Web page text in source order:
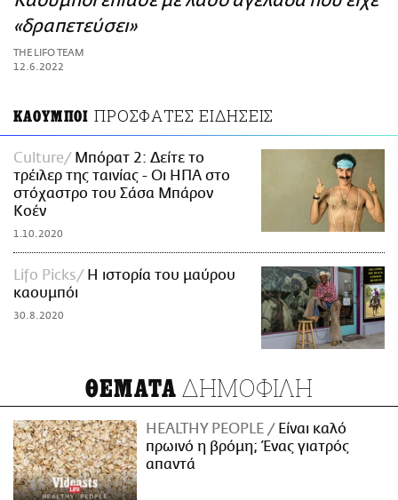
ΑΜΠΑ
PRINT
«δραπετεύσει»
THE LIFO TEAM
12.6.2022
ΚΑΟΥΜΠΟΙ ΠΡΟΣΦΑΤΕΣ ΕΙΔΗΣΕΙΣ
Culture
Μπόρατ 2: Δείτε το
τρέιλερ της ταινίας - Οι ΗΠΑ στο
στόχαστρο του Σάσα Μπάρον
Κοέν
1.10.2020
Lifo Picks
H ιστορία του μαύρου
καουμπόι
30.8.2020
ΘΕΜΑΤΑ ΔΗΜΟΦΙΛΗ
HEALTHY PEOPLE
Είναι καλό
πρωινό η βρόμη; Ένας γιατρός
απαντά